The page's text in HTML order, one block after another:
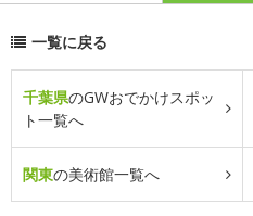
一覧に戻る
千葉県のGWおでかけスポッ
ト一覧へ
関東の美術館一覧へ